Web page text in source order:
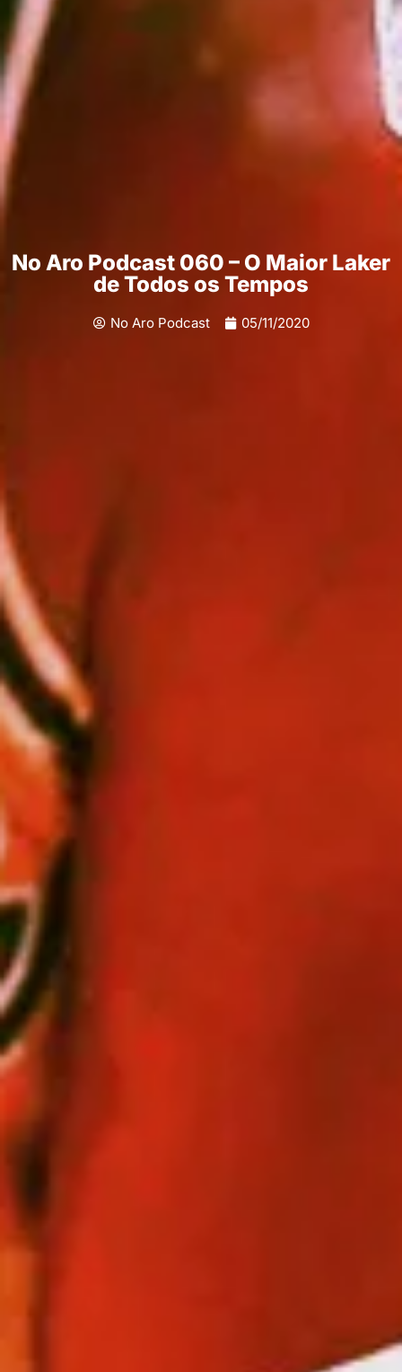
No Aro Podcast 060 – O Maior Laker
de Todos os Tempos
No Aro Podcast 05/11/2020